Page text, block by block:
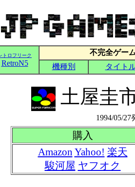
土屋圭
1994/05/
購入
Amazon Yahoo! 楽天
駿河屋 ヤフオク